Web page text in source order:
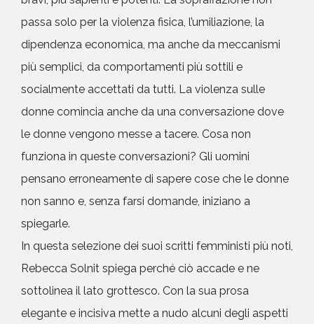
passa solo per la violenza fisica, l’umiliazione, la
dipendenza economica, ma anche da meccanismi
più semplici, da comportamenti più sottili e
socialmente accettati da tutti. La violenza sulle
donne comincia anche da una conversazione dove
le donne vengono messe a tacere. Cosa non
funziona in queste conversazioni? Gli uomini
pensano erroneamente di sapere cose che le donne
non sanno e, senza farsi domande, iniziano a
spiegarle.
In questa selezione dei suoi scritti femministi più noti,
Rebecca Solnit spiega perché ciò accade e ne
sottolinea il lato grottesco. Con la sua prosa
elegante e incisiva mette a nudo alcuni degli aspetti